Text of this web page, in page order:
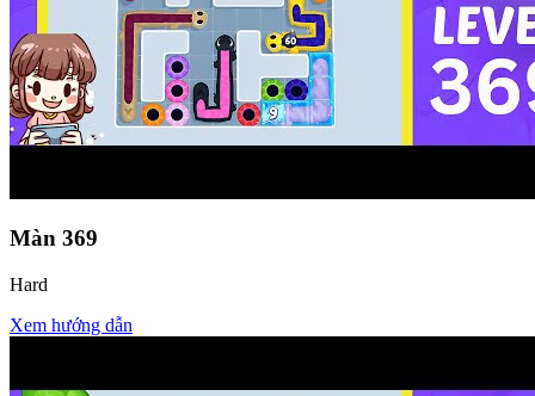
Màn 369
Hard
Xem hướng dẫn